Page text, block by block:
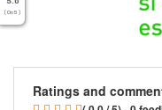
Ratings and
( On 5 )